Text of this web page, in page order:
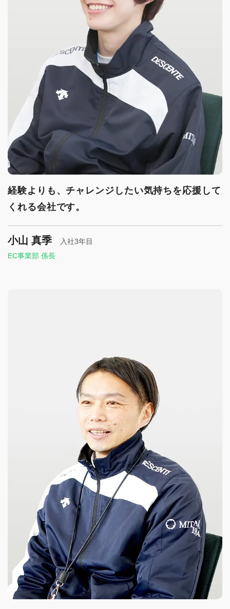
経験よりも、チャレンジしたい気持ちを応援して
くれる会社です。
小山 真季
入社3年目
EC事業部 係長